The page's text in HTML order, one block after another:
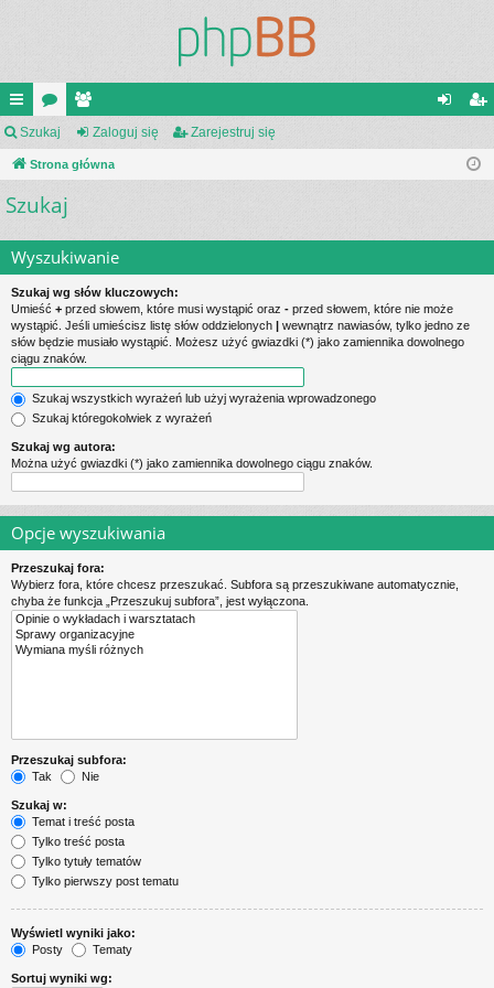
ię
ce
j
or
a
ży
tk
ni
cy
ej
Szukaj Zaloguj się Zarejestruj się
Strona główna
Szukaj
Wyszukiwanie
Szukaj wg słów kluczowych:
Umieść + przed słowem, które musi wystąpić oraz - przed słowem, które nie może
wystąpić. Jeśli umieścisz listę słów oddzielonych | wewnątrz nawiasów, tylko jedno ze
słów będzie musiało wystąpić. Możesz użyć gwiazdki (*) jako zamiennika dowolnego
ciągu znaków.
Szukaj wszystkich wyrażeń lub użyj wyrażenia wprowadzonego
Szukaj któregokolwiek z wyrażeń
Szukaj wg autora:
Można użyć gwiazdki (*) jako zamiennika dowolnego ciągu znaków.
Opcje wyszukiwania
Przeszukaj fora:
Wybierz fora, które chcesz przeszukać. Subfora są przeszukiwane automatycznie,
chyba że funkcja „Przeszukuj subfora”, jest wyłączona.
Przeszukaj subfora:
Tak
Nie
Szukaj w:
Temat i treść posta
Tylko treść posta
Tylko tytuły tematów
Tylko pierwszy post tematu
Wyświetl wyniki jako:
Posty
Tematy
Sortuj wyniki wg: